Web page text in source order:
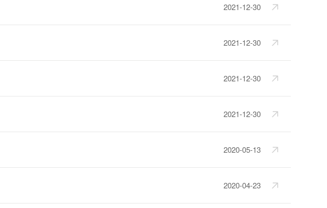
2021-12-30
2021-12-30
2021-12-30
2021-12-30
2020-05-13
2020-04-23